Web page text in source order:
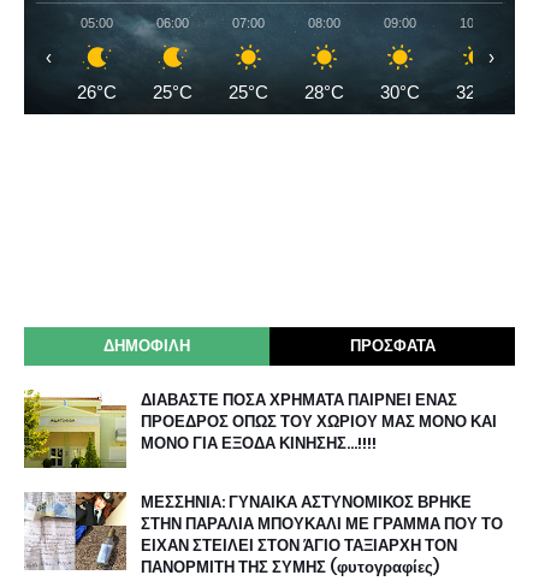
05:00
26°C
06:00
25°C
07:00
25°C
08:00
28°C
09:00
30°C
10:00
32°C
‹ ›
ΔΗΜΟΦΙΛΗ ΠΡΟΣΦΑΤΑ
ΔΙΑΒΑΣΤΕ ΠΟΣΑ ΧΡΗΜΑΤΑ ΠΑΙΡΝΕΙ ΕΝΑΣ
ΠΡΟΕΔΡΟΣ ΟΠΩΣ ΤΟΥ ΧΩΡΙΟΥ ΜΑΣ ΜΟΝΟ ΚΑΙ
ΜΟΝΟ ΓΙΑ ΕΞΟΔΑ ΚΙΝΗΣΗΣ…!!!!
ΜΕΣΣΗΝΙΑ: ΓΥΝΑΙΚΑ ΑΣΤΥΝΟΜΙΚΟΣ ΒΡΗΚΕ
ΣΤΗΝ ΠΑΡΑΛΙΑ ΜΠΟΥΚΑΛΙ ΜΕ ΓΡΑΜΜΑ ΠΟΥ ΤΟ
ΕΙΧΑΝ ΣΤΕΙΛΕΙ ΣΤΟΝ ΆΓΙΟ ΤΑΞΙΑΡΧΗ ΤΟΝ
ΠΑΝΟΡΜΙΤΗ ΤΗΣ ΣΥΜΗΣ (φυτογραφίες)